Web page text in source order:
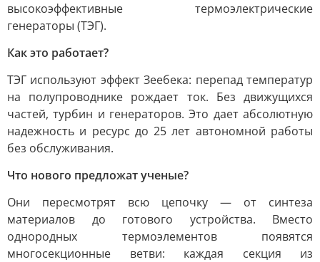
высокоэффективные термоэлектрические
генераторы (ТЭГ).
Как это работает?
ТЭГ используют эффект Зеебека: перепад температур
на полупроводнике рождает ток. Без движущихся
частей, турбин и генераторов. Это дает абсолютную
надежность и ресурс до 25 лет автономной работы
без обслуживания.
Что нового предложат ученые?
Они пересмотрят всю цепочку — от синтеза
материалов до готового устройства. Вместо
однородных термоэлементов появятся
многосекционные ветви: каждая секция из